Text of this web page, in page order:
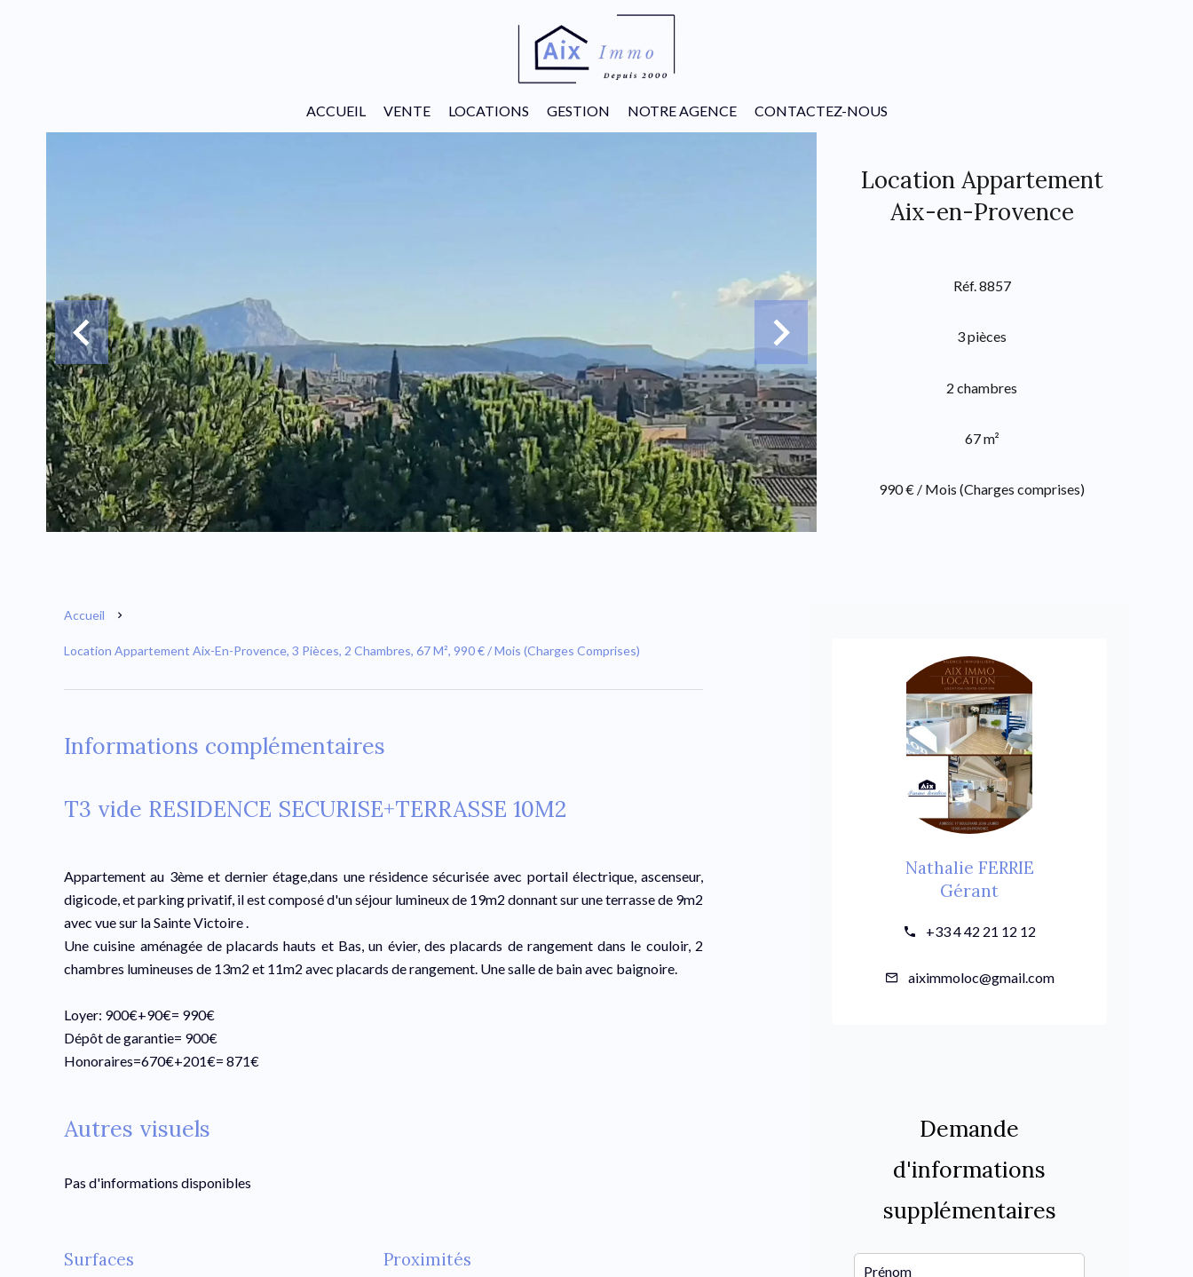
ACCUEIL VENTE LOCATIONS GESTION NOTRE AGENCE CONTACTEZ-NOUS
Location Appartement
Aix-en-Provence
Réf. 8857
3 pièces
2 chambres
67 m²
990 € / Mois (Charges comprises)
Accueil
Location Appartement Aix-En-Provence, 3 Pièces, 2 Chambres, 67 M², 990 € / Mois (Charges Comprises)
Informations complémentaires
T3 vide RESIDENCE SECURISE+TERRASSE 10M2
Appartement au 3ème et dernier étage,dans une résidence sécurisée avec portail électrique, ascenseur,
digicode, et parking privatif, il est composé d'un séjour lumineux de 19m2 donnant sur une terrasse de 9m2
avec vue sur la Sainte Victoire .
Une cuisine aménagée de placards hauts et Bas, un évier, des placards de rangement dans le couloir, 2
chambres lumineuses de 13m2 et 11m2 avec placards de rangement. Une salle de bain avec baignoire.
Loyer: 900€+90€= 990€
Dépôt de garantie= 900€
Honoraires=670€+201€= 871€
Autres visuels
Pas d'informations disponibles
Surfaces Proximités
Nathalie FERRIE
Gérant
+33 4 42 21 12 12
aiximmoloc@gmail.com
Demande
d'informations
supplémentaires